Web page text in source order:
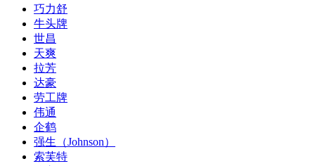
巧力舒
牛头牌
世昌
天爽
拉芳
达豪
劳工牌
伟通
企鹤
强生（Johnson）
索芙特